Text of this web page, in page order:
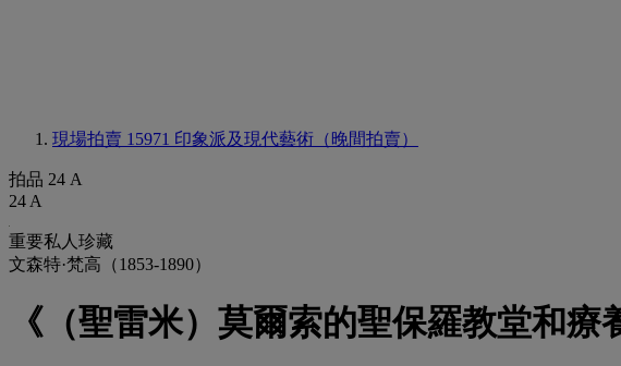
現場拍賣 15971 印象派及現代藝術（晚間拍賣）
拍品 24 A
24 A
重要私人珍藏
文森特·梵高（1853-1890）
《（聖雷米）莫爾索的聖保羅教堂和療